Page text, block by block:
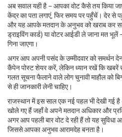
अब सवाल यही है – आपका वोट कैसे तय किया
केंद्र का पता लगाएं, फिर समय पर पहुँचें। देर से
और यह आपके मतदान के अनुभव को खराब कर
ड्राइविंग कार्ड) या वोटर आईडी ले जाना मत
गिना जाएगा।
अगर आप अपनी पसंद के उम्मीदवार को समर्थन
कैंपेन पोस्ट शेयर करें, लेकिन ध्यान रखें कि खबरें
गलत सूचना फैलाने वाले लोग चुनावी माहौल को
से ही जानकारी लेनी चाहिए।
राजस्थान में इस साल एक नई पहल भी देखी गई है
खोले गए हैं जहाँ वे अपने मतदान अधिकार और
अगर आप पहली बार वोट दे रही हैं तो यह सुविधा
जिससे आपका अनुभव आरामदेह बनता है।